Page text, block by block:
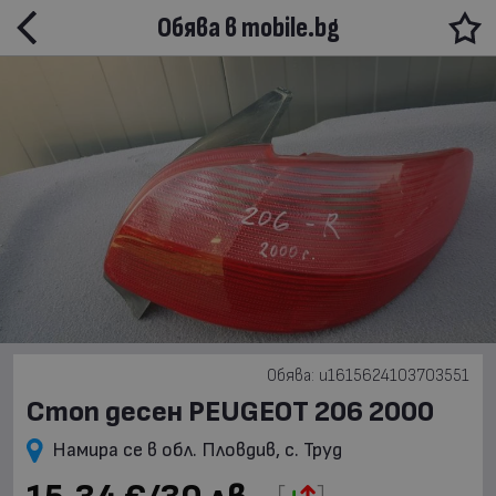
Обява в mobile.bg
Обява: u1615624103703551
Стоп десен PEUGEOT 206 2000
Намира се в обл. Пловдив, с. Труд